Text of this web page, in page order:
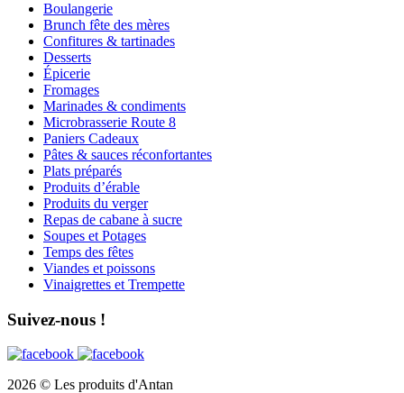
Boulangerie
Brunch fête des mères
Confitures & tartinades
Desserts
Épicerie
Fromages
Marinades & condiments
Microbrasserie Route 8
Paniers Cadeaux
Pâtes & sauces réconfortantes
Plats préparés
Produits d’érable
Produits du verger
Repas de cabane à sucre
Soupes et Potages
Temps des fêtes
Viandes et poissons
Vinaigrettes et Trempette
Suivez-nous !
2026 © Les produits d'Antan